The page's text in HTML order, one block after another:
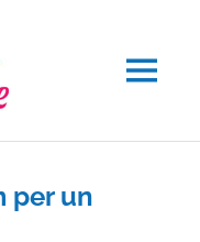
MENU
per un